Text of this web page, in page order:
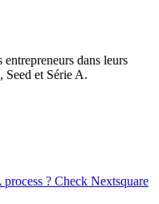
dans leurs
Seed et Série A.
? Check Nextsquare